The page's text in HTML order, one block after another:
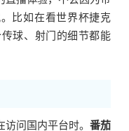
比如在看世界杯捷克
球、射门的细节都能
问国内平台时。 番茄